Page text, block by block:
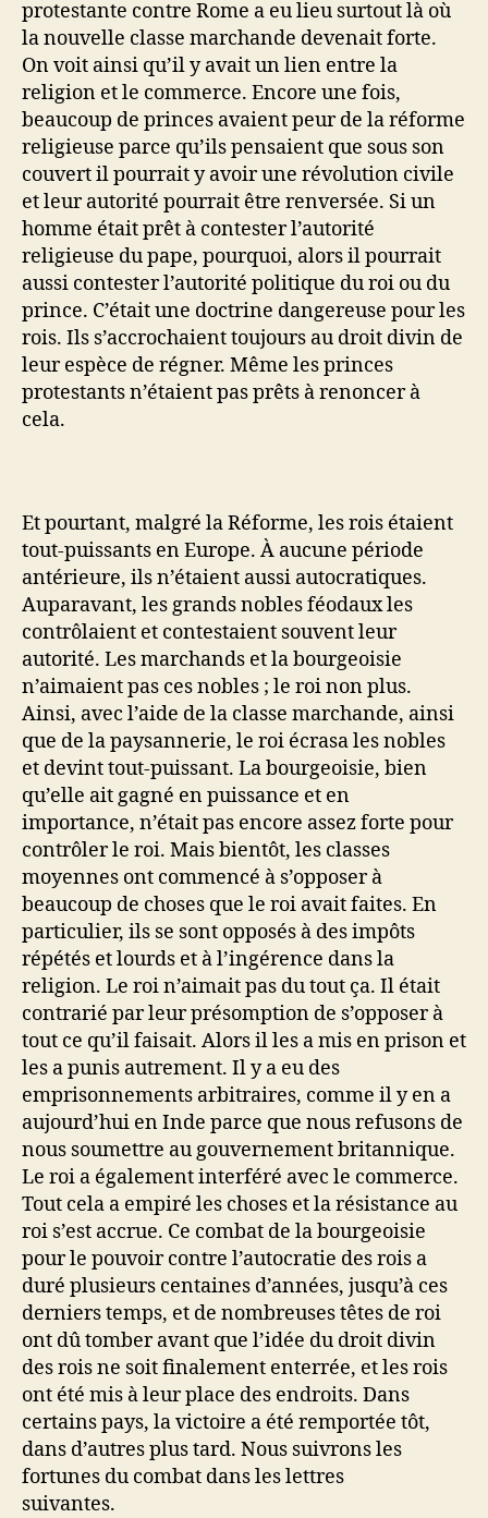
protestante contre Rome a eu lieu surtout là où
la nouvelle classe marchande devenait forte.
On voit ainsi qu’il y avait un lien entre la
religion et le commerce. Encore une fois,
beaucoup de princes avaient peur de la réforme
religieuse parce qu’ils pensaient que sous son
couvert il pourrait y avoir une révolution civile
et leur autorité pourrait être renversée. Si un
homme était prêt à contester l’autorité
religieuse du pape, pourquoi, alors il pourrait
aussi contester l’autorité politique du roi ou du
prince. C’était une doctrine dangereuse pour les
rois. Ils s’accrochaient toujours au droit divin de
leur espèce de régner. Même les princes
protestants n’étaient pas prêts à renoncer à
cela.
Et pourtant, malgré la Réforme, les rois étaient
tout-puissants en Europe. À aucune période
antérieure, ils n’étaient aussi autocratiques.
Auparavant, les grands nobles féodaux les
contrôlaient et contestaient souvent leur
autorité. Les marchands et la bourgeoisie
n’aimaient pas ces nobles ; le roi non plus.
Ainsi, avec l’aide de la classe marchande, ainsi
que de la paysannerie, le roi écrasa les nobles
et devint tout-puissant. La bourgeoisie, bien
qu’elle ait gagné en puissance et en
importance, n’était pas encore assez forte pour
contrôler le roi. Mais bientôt, les classes
moyennes ont commencé à s’opposer à
beaucoup de choses que le roi avait faites. En
particulier, ils se sont opposés à des impôts
répétés et lourds et à l’ingérence dans la
religion. Le roi n’aimait pas du tout ça. Il était
contrarié par leur présomption de s’opposer à
tout ce qu’il faisait. Alors il les a mis en prison et
les a punis autrement. Il y a eu des
emprisonnements arbitraires, comme il y en a
aujourd’hui en Inde parce que nous refusons de
nous soumettre au gouvernement britannique.
Le roi a également interféré avec le commerce.
Tout cela a empiré les choses et la résistance au
roi s’est accrue. Ce combat de la bourgeoisie
pour le pouvoir contre l’autocratie des rois a
duré plusieurs centaines d’années, jusqu’à ces
derniers temps, et de nombreuses têtes de roi
ont dû tomber avant que l’idée du droit divin
des rois ne soit finalement enterrée, et les rois
ont été mis à leur place des endroits. Dans
certains pays, la victoire a été remportée tôt,
dans d’autres plus tard. Nous suivrons les
fortunes du combat dans les lettres
suivantes.